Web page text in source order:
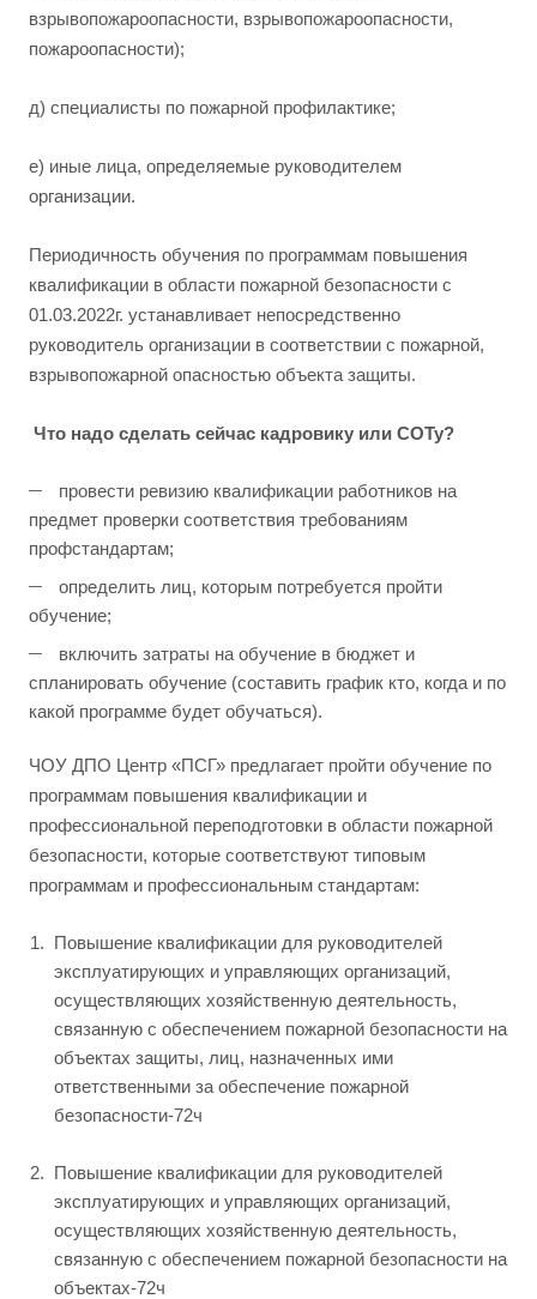
взрывопожароопасности, взрывопожароопасности,
пожароопасности);
д) специалисты по пожарной профилактике;
е) иные лица, определяемые руководителем
организации.
Периодичность обучения по программам повышения
квалификации в области пожарной безопасности с
01.03.2022г. устанавливает непосредственно
руководитель организации в соответствии с пожарной,
взрывопожарной опасностью объекта защиты.
Что надо сделать сейчас кадровику или СОТу?
провести ревизию квалификации работников на
предмет проверки соответствия требованиям
профстандартам;
определить лиц, которым потребуется пройти
обучение;
включить затраты на обучение в бюджет и
спланировать обучение (составить график кто, когда и по
какой программе будет обучаться).
ЧОУ ДПО Центр «ПСГ» предлагает пройти обучение по
программам повышения квалификации и
профессиональной переподготовки в области пожарной
безопасности, которые соответствуют типовым
программам и профессиональным стандартам:
Повышение квалификации для руководителей
эксплуатирующих и управляющих организаций,
осуществляющих хозяйственную деятельность,
связанную с обеспечением пожарной безопасности на
объектах защиты, лиц, назначенных ими
ответственными за обеспечение пожарной
безопасности-72ч
Повышение квалификации для руководителей
эксплуатирующих и управляющих организаций,
осуществляющих хозяйственную деятельность,
связанную с обеспечением пожарной безопасности на
объектах-72ч